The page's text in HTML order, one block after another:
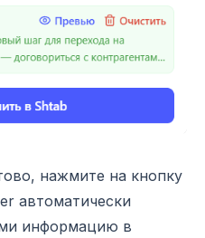
нажмите на кнопку
автоматически
информацию в